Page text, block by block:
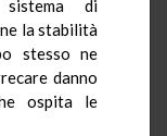
sistema di
la stabilità
stesso ne
danno
ospita le